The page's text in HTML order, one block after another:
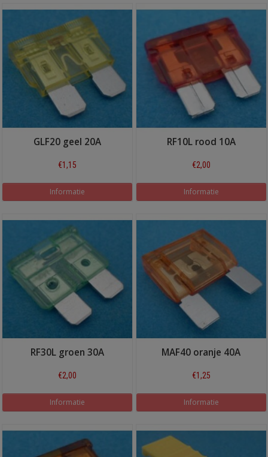
GLF20 geel 20A
€1,15
Informatie
RF10L rood 10A
€2,00
Informatie
RF30L groen 30A
€2,00
Informatie
MAF40 oranje 40A
€1,25
Informatie